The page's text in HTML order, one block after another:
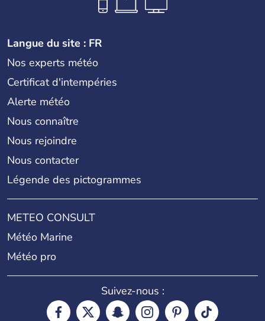
Langue du site : FR
Nos experts météo
Certificat d'intempéries
Alerte météo
Nous connaître
Nous rejoindre
Nous contacter
Légende des pictogrammes
METEO CONSULT
Météo Marine
Météo pro
Suivez-nous :